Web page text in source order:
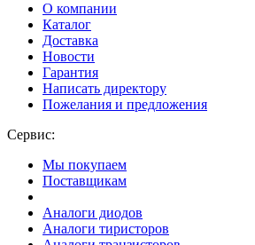
О компании
Каталог
Доставка
Новости
Гарантия
Написать директору
Пожелания и предложения
Сервис:
Мы покупаем
Поставщикам
Аналоги диодов
Аналоги тиристоров